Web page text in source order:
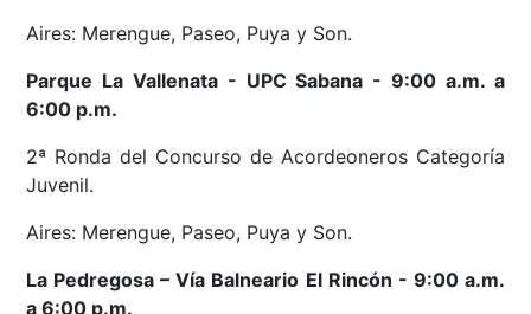
Aires: Merengue, Paseo, Puya y Son.
Parque La Vallenata - UPC Sabana - 9:00 a.m. a
6:00 p.m.
2ª Ronda del Concurso de Acordeoneros Categoría
Juvenil.
Aires: Merengue, Paseo, Puya y Son.
La Pedregosa– Vía Balneario El Rincón - 9:00 a.m.
a 6:00 p.m.